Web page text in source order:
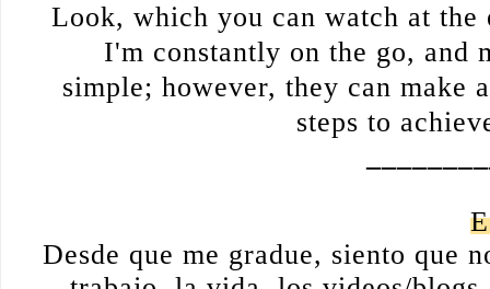
Look, which you can watch at
I'm constantly on the go, and
simple; however, they can make
steps to
Desde que me gradue, siento que